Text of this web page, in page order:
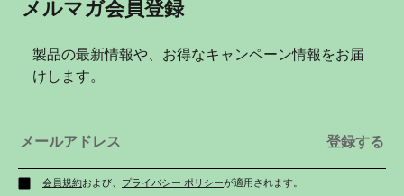
メルマガ会員登録
製品の最新情報や、お得なキャンペーン情報をお届
けします。
会員規約および、 プライバシー ポリシーが適用されます。